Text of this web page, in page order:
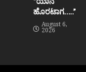
ಹೊರಟಾಗ…..”
August 6,
2026